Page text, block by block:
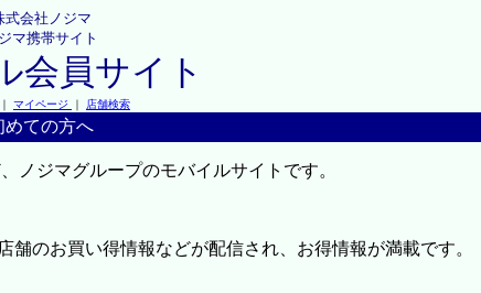
式会社ノジマ
マ携帯サイト
会員サイト
｜ マイページ ｜ 店舗検索
めての方へ
ノジマグループのモバイルサイトです。
のお買い得情報などが配信され、お得情報が満載です。